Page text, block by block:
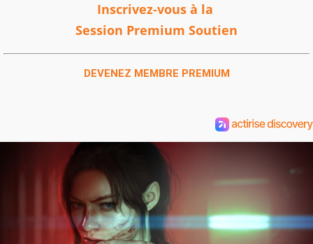
Inscrivez-vous à la
Session Premium Soutien
DEVENEZ MEMBRE PREMIUM